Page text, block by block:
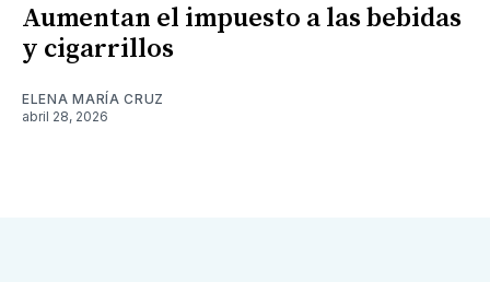
Aumentan el impuesto a las bebidas
y cigarrillos
ELENA MARÍA CRUZ
abril 28, 2026